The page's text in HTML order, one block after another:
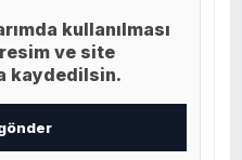
kullanılması
ve site
kaydedilsin.